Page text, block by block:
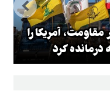
آمریکا را
درمانده کرد